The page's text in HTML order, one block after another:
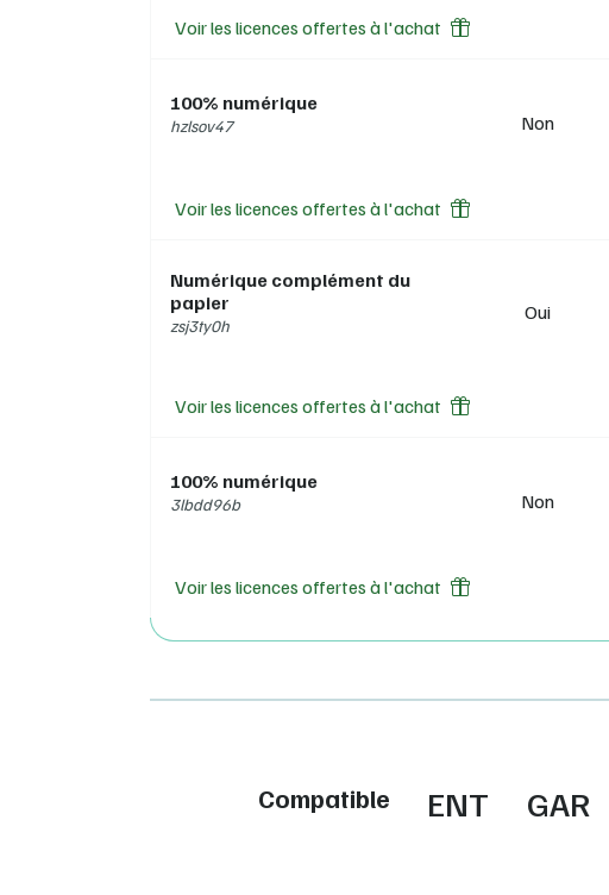
Voir les licences offertes à l'achat
100% numérique
hzlsov47 Non
Voir les licences offertes à l'achat
Numérique complément du
papier
zsj3ty0h
Oui
Voir les licences offertes à l'achat
100% numérique
3lbdd96b Non
Voir les licences offertes à l'achat
Compatible ENT GAR